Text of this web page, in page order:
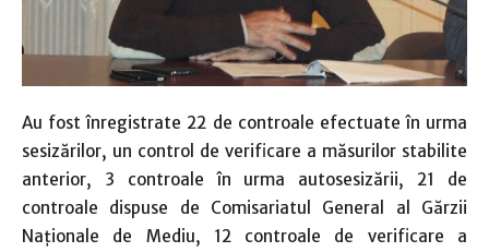
Au fost înregistrate 22 de controale efectuate în urma
sesizărilor, un control de verificare a măsurilor stabilite
anterior, 3 controale în urma autosesizării, 21 de
controale dispuse de Comisariatul General al Gărzii
Naţionale de Mediu, 12 controale de verificare a